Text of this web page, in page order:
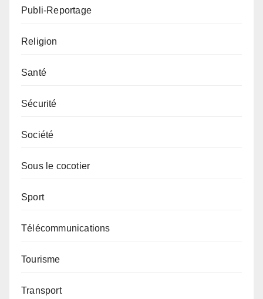
Publi-Reportage
Religion
Santé
Sécurité
Société
Sous le cocotier
Sport
Télécommunications
Tourisme
Transport